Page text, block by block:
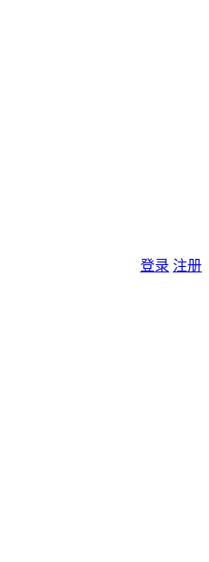
登录 注册